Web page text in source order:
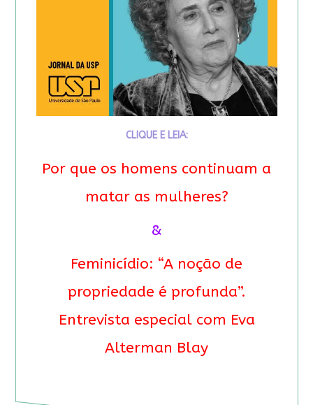
CLIQUE E LEIA:
Por que os homens continuam a
matar as mulheres?
&
Feminicídio: “A noção de
propriedade é profunda”.
Entrevista especial com Eva
Alterman Blay